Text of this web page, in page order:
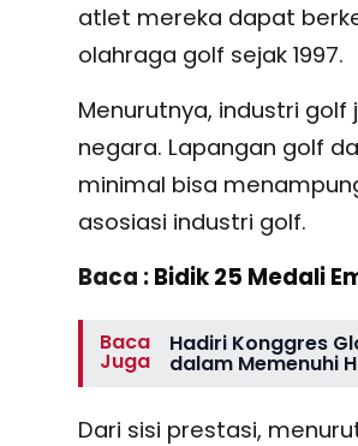
atlet mereka dapat
olahraga golf sejak 1997.
Menurutnya, industri
negara. Lapangan golf
minimal bisa
asosiasi industri golf.
Baca : Bidik 25 Medali
Baca
Juga
Hadiri Konggres
dalam Memenuhi
Dari sisi prestasi,